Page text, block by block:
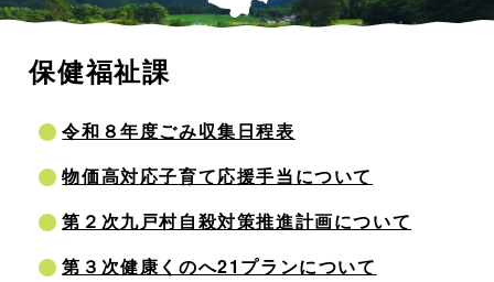
保健福祉課
令和８年度ごみ収集日程表
物価高対応子育て応援手当について
第２次九戸村自殺対策推進計画について
第３次健康くのへ21プランについて